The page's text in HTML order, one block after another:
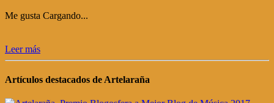
Me gusta Cargando...
Leer más
Artículos destacados de Artelaraña